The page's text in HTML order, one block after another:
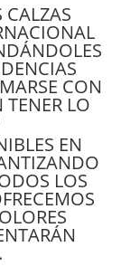
CALZAS
CON
LO
EN
LOS